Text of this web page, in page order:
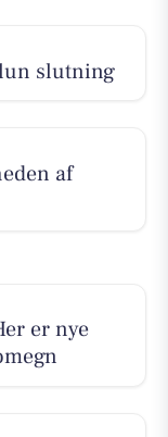
slutning
af
er nye